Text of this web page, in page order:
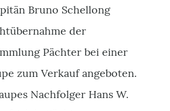
Bruno Schellong
der
Pächter bei einer
zum Verkauf angeboten.
Nachfolger Hans W.